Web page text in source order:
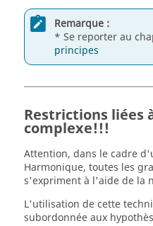
Remarque :
* Se reporter au
principes
Restrictions liées
complexe!!!
Attention, dans le cadre
Harmonique, toutes les
s'expriment à l'aide de la
L'utilisation de cette
subordonnée aux